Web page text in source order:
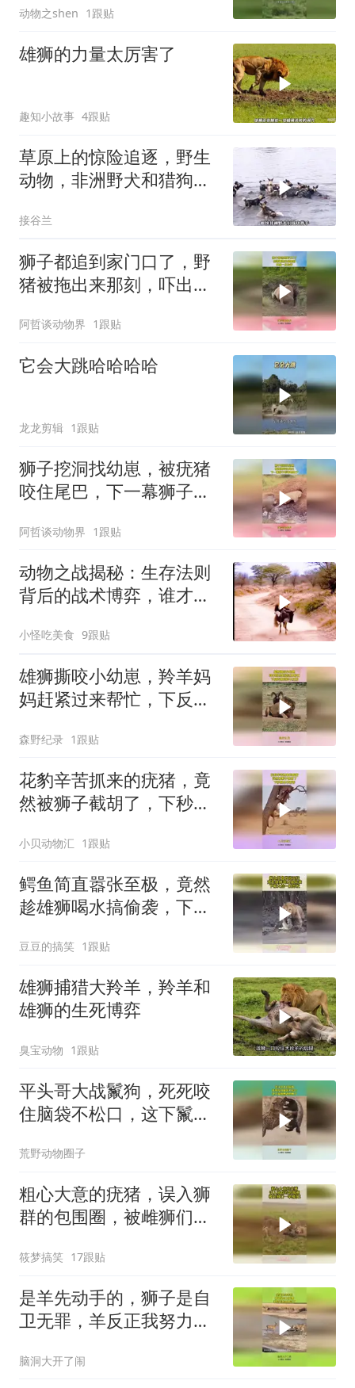
动物之shen 1跟贴
雄狮的力量太厉害了
趣知小故事 4跟贴
草原上的惊险追逐，野生
动物，非洲野犬和猎狗大
接谷兰
狮子都追到家门口了，野
猪被拖出来那刻，吓出一
阿哲谈动物界 1跟贴
它会大跳哈哈哈哈
龙龙剪辑 1跟贴
狮子挖洞找幼崽，被疣猪
咬住尾巴，下一幕狮子后
阿哲谈动物界 1跟贴
动物之战揭秘：生存法则
背后的战术博弈，谁才是
小怪吃美食 9跟贴
雄狮撕咬小幼崽，羚羊妈
妈赶紧过来帮忙，下反转
森野纪录 1跟贴
花豹辛苦抓来的疣猪，竟
然被狮子截胡了，下秒根
小贝动物汇 1跟贴
鳄鱼简直嚣张至极，竟然
趁雄狮喝水搞偷袭，下幕
豆豆的搞笑 1跟贴
雄狮捕猎大羚羊，羚羊和
雄狮的生死博弈
臭宝动物 1跟贴
平头哥大战鬣狗，死死咬
住脑袋不松口，这下鬣狗
荒野动物圈子
粗心大意的疣猪，误入狮
群的包围圈，被雌狮们一
筱梦搞笑 17跟贴
是羊先动手的，狮子是自
卫无罪，羊反正我努力过
脑洞大开了闹